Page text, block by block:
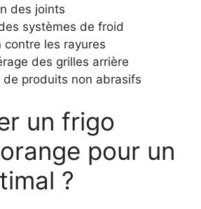
des joints
systèmes de froid
contre les rayures
des grilles arrière
de produits non abrasifs
un frigo
pour un
?